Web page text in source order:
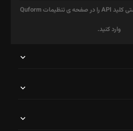
برای استفاده از ریکپچا بایستی کلید API را در صفحه ی تنظیمات Quform
وارد کنید.